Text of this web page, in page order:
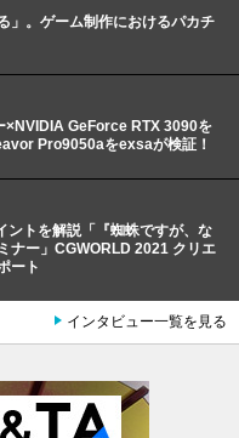
」。ゲーム制作におけるパカチ
GeForce RTX 3090を
Pro9050aをexsaが検証！
ントを解説「『蜘蛛ですが、な
ナー」CGWORLD 2021 クリエ
ート
インタビュー一覧を見る